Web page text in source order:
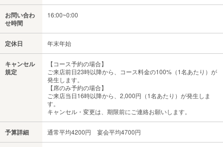
お問い合わ
せ時間
16:00~0:00
定休日 年末年始
キャンセル
規定
【コース予約の場合】
ご来店前日23時以降から、コース料金の100%（1名あたり）が
発生します。
【席のみ予約の場合】
ご来店当日16時以降から、2,000円（1名あたり）が発生しま
す。
キャンセル・変更は、期限前にご連絡お願いします。
予算詳細 通常平均4200円 宴会平均4700円